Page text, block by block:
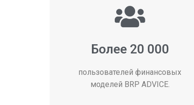
Более 20 000
пользователей финансовых
моделей BRP ADVICE.